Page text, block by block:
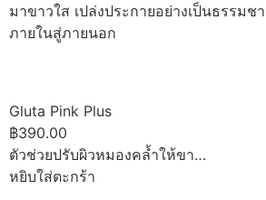
มาขาวใส เปล่งประกายอย่างเป็นธรรม
ภายในสู่ภายนอก
Gluta Pink Plus
฿390.00
ตัวช่วยปรับผิวหมองคล้ำให้ขา…
หยิบใส่ตะกร้า